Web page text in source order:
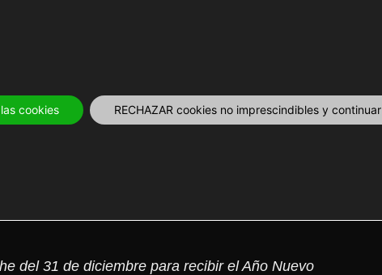
en el santuario
del 31 de diciembre para recibir el Año Nuevo
cookies RECHAZAR cookies no imprescindibles y continuar